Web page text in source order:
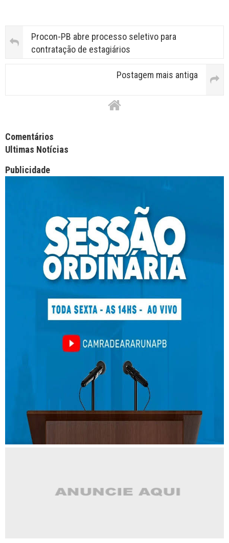
Procon-PB abre processo seletivo para
contratação de estagiários
Postagem mais antiga
Facebook Comments APPID
Comentários
Ultimas Notícias
Publicidade